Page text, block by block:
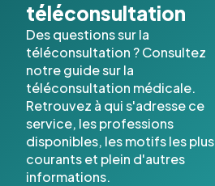
téléconsultation
Des questions sur la
téléconsultation ? Consultez
notre guide sur la
téléconsultation médicale.
Retrouvez à qui s'adresse ce
service, les professions
disponibles, les motifs les plus
courants et plein d'autres
informations.